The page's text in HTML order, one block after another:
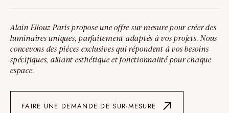
Alain Ellouz Paris propose une offre sur-mesure pour créer des
luminaires uniques, parfaitement adaptés à vos projets. Nous
concevons des pièces exclusives qui répondent à vos besoins
spécifiques, alliant esthétique et fonctionnalité pour chaque
espace.
FAIRE UNE DEMANDE DE SUR-MESURE